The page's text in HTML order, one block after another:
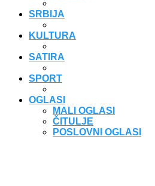
SRBIJA
KULTURA
SATIRA
SPORT
OGLASI
MALI OGLASI
ČITULJE
POSLOVNI OGLASI